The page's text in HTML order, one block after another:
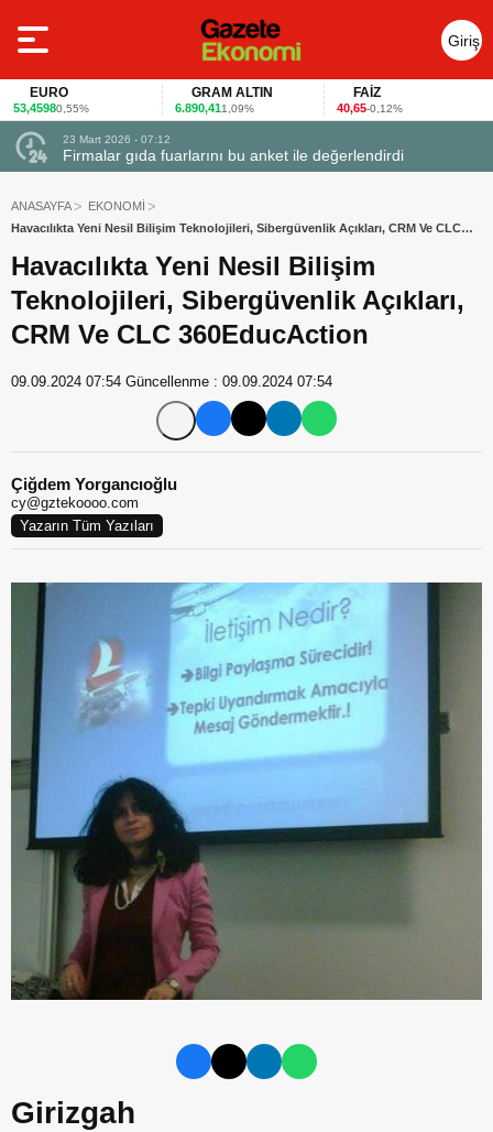
Giriş
Yap
0,55%
GRAM ALTIN
6.890,41 1,09%
FAİZ
-0,12%
23 Mart 2026 - 07:12
Firmalar gıda fuarlarını bu anket ile değerlendirdi
ANASAYFA
EKONOMİ
Havacılıkta Yeni Nesil Bilişim Teknolojileri, Sibergüvenlik Açıkları, CRM Ve CLC
Havacılıkta Yeni Nesil Bilişim
Teknolojileri, Sibergüvenlik Açıkları,
CRM Ve CLC 360EducAction
09.09.2024 07:54 Güncellenme : 09.09.2024 07:54
Çiğdem Yorgancıoğlu
cy@gztekoooo.com
Yazarın Tüm Yazıları
Girizgah